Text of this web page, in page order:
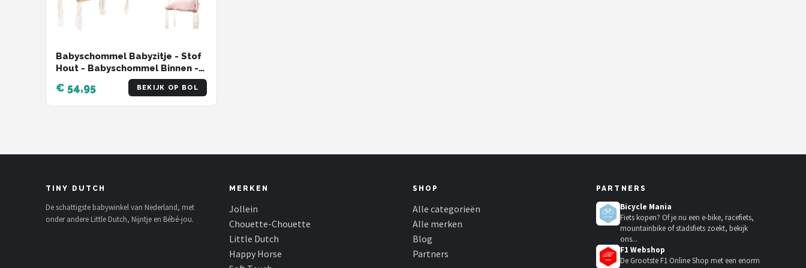
Babyschommel Babyzitje - Stof
Hout - Babyschommel Binnen -
kinderschommel - Schommel
Baby Zitje - Schommelzitjes -
Schommelstoel - Roze
€ 54,95 BEKIJK OP BOL
TINY DUTCH
De schattigste babywinkel van Nederland, met
onder andere Little Dutch, Nijntje en Bébé-jou.
MERKEN
Jollein
Chouette-Chouette
Little Dutch
Happy Horse
SHOP
Alle categorieën
Alle merken
Blog
Partners
PARTNERS
Bicycle Mania
Fiets kopen? Of je nu een e-bike, racefiets,
mountainbike of stadsfiets zoekt, bekijk
ons...
F1 Webshop
De Grootste F1 Online Shop met een enorm